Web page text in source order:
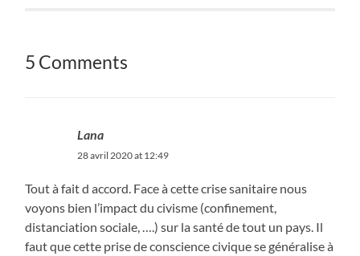
5 Comments
Lana
28 avril 2020 at 12:49
Tout à fait d accord. Face à cette crise sanitaire nous
voyons bien l’impact du civisme (confinement,
distanciation sociale, ….) sur la santé de tout un pays. Il
faut que cette prise de conscience civique se généralise à